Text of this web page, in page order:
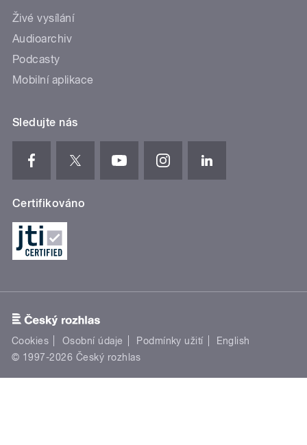
Živé vysílání
Audioarchiv
Podcasty
Mobilní aplikace
Sledujte nás
Certifikováno
Cookies Osobní údaje Podmínky užití
English
© 1997-2026 Český rozhlas